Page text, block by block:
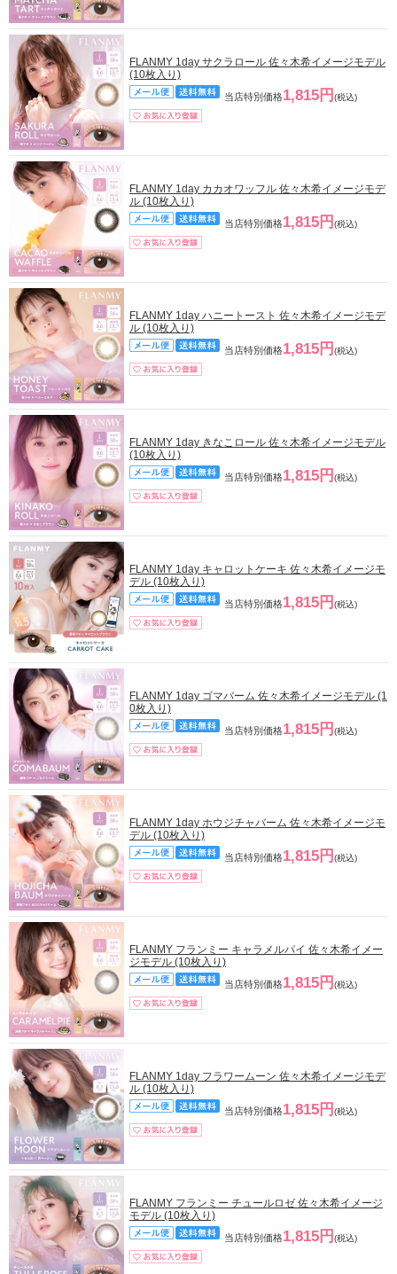
FLANMY 1day サクラロール 佐々木希イメージモデル
(10枚入り)
当店特別価格1,815円 (税込)
FLANMY 1day カカオワッフル 佐々木希イメージモデ
ル (10枚入り)
当店特別価格1,815円 (税込)
FLANMY 1day ハニートースト 佐々木希イメージモデ
ル (10枚入り)
当店特別価格1,815円 (税込)
FLANMY 1day きなこロール 佐々木希イメージモデル
(10枚入り)
当店特別価格1,815円 (税込)
FLANMY 1day キャロットケーキ 佐々木希イメージモ
デル (10枚入り)
当店特別価格1,815円 (税込)
FLANMY 1day ゴマバーム 佐々木希イメージモデル (1
0枚入り)
当店特別価格1,815円 (税込)
FLANMY 1day ホウジチャバーム 佐々木希イメージモ
デル (10枚入り)
当店特別価格1,815円 (税込)
FLANMY フランミー キャラメルパイ 佐々木希イメー
ジモデル (10枚入り)
当店特別価格1,815円 (税込)
FLANMY 1day フラワームーン 佐々木希イメージモデ
ル (10枚入り)
当店特別価格1,815円 (税込)
FLANMY フランミー チュールロゼ 佐々木希イメージ
モデル (10枚入り)
当店特別価格1,815円 (税込)